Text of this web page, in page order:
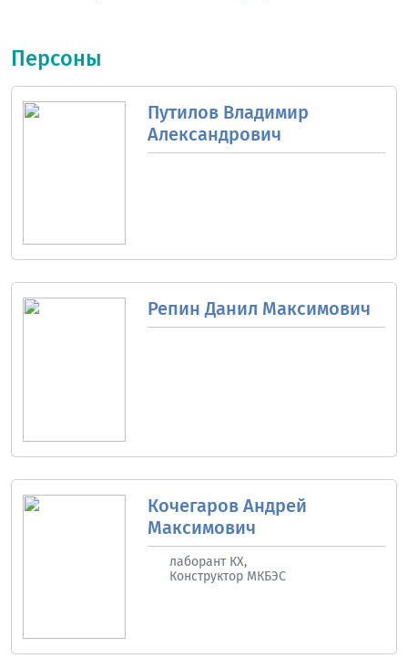
Персоны
Путилов Владимир
Александрович
Репин Данил Максимович
Кочегаров Андрей
Максимович
лаборант КХ,
Конструктор МКБЭС